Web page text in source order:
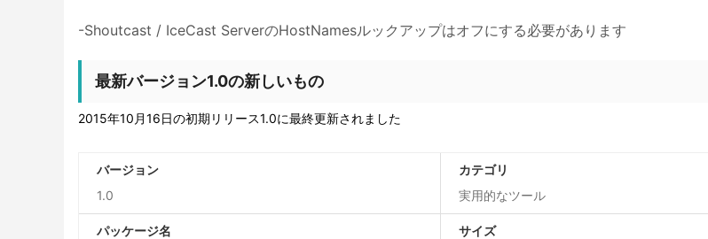
-Shoutcast / IceCast ServerのHostNamesルックアップはオフにする必要があります
最新バージョン1.0の新しいもの
2015年10月16日の初期リリース1.0に最終更新されました
バージョン
1.0
カテゴリ
実用的なツール
パッケージ名
サイズ